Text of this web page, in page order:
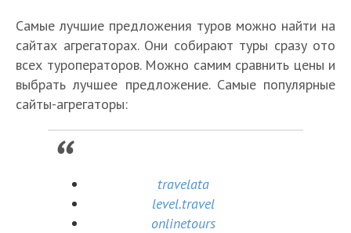
Самые лучшие предложения туров можно найти на
сайтах агрегаторах. Они собирают туры сразу ото
всех туроператоров. Можно самим сравнить цены и
выбрать лучшее предложение. Самые популярные
сайты-агрегаторы:
travelata
level.travel
onlinetours